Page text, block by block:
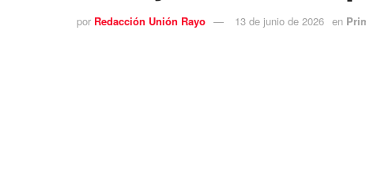
por Redacción Unión Rayo 13 de junio de 2026 en